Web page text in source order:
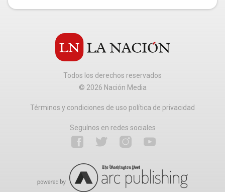
Todos los derechos reservados
© 2026 Nación Media
Términos y condiciones de uso política de privacidad
Seguínos en redes sociales